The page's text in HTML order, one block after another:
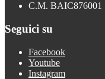
C.M. BAIC876001
Seguici su
Facebook
Youtube
Instagram